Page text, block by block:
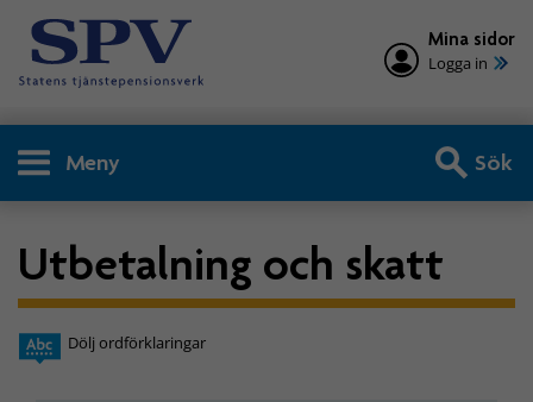
Mina sidor
Logga in
Meny Sök
Utbetalning och skatt
Dölj ordförklaringar